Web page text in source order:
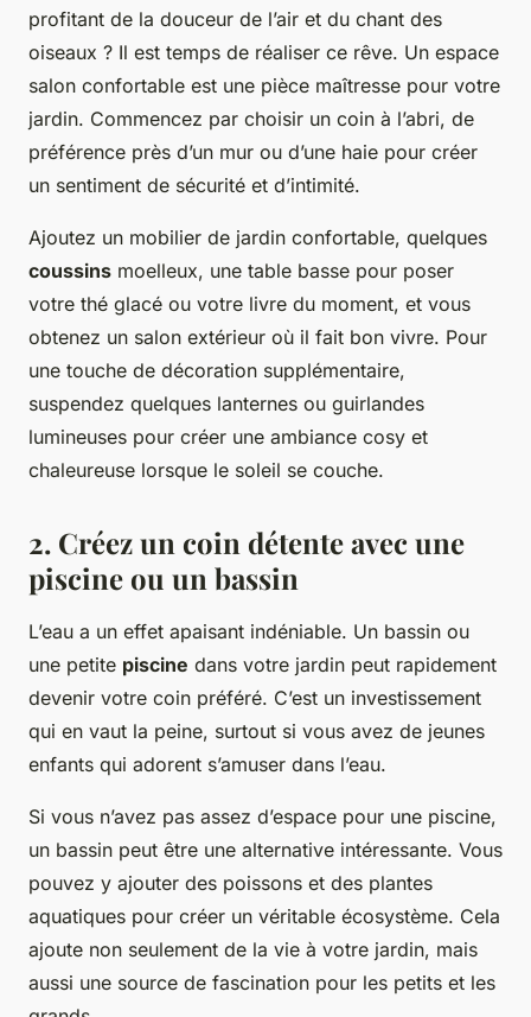
profitant de la douceur de l’air et du chant des
oiseaux ? Il est temps de réaliser ce rêve. Un espace
salon confortable est une pièce maîtresse pour votre
jardin. Commencez par choisir un coin à l’abri, de
préférence près d’un mur ou d’une haie pour créer
un sentiment de sécurité et d’intimité.
Ajoutez un mobilier de jardin confortable, quelques
coussins moelleux, une table basse pour poser
votre thé glacé ou votre livre du moment, et vous
obtenez un salon extérieur où il fait bon vivre. Pour
une touche de décoration supplémentaire,
suspendez quelques lanternes ou guirlandes
lumineuses pour créer une ambiance cosy et
chaleureuse lorsque le soleil se couche.
2. Créez un coin détente avec une
piscine ou un bassin
L’eau a un effet apaisant indéniable. Un bassin ou
une petite piscine dans votre jardin peut rapidement
devenir votre coin préféré. C’est un investissement
qui en vaut la peine, surtout si vous avez de jeunes
enfants qui adorent s’amuser dans l’eau.
Si vous n’avez pas assez d’espace pour une piscine,
un bassin peut être une alternative intéressante. Vous
pouvez y ajouter des poissons et des plantes
aquatiques pour créer un véritable écosystème. Cela
ajoute non seulement de la vie à votre jardin, mais
aussi une source de fascination pour les petits et les